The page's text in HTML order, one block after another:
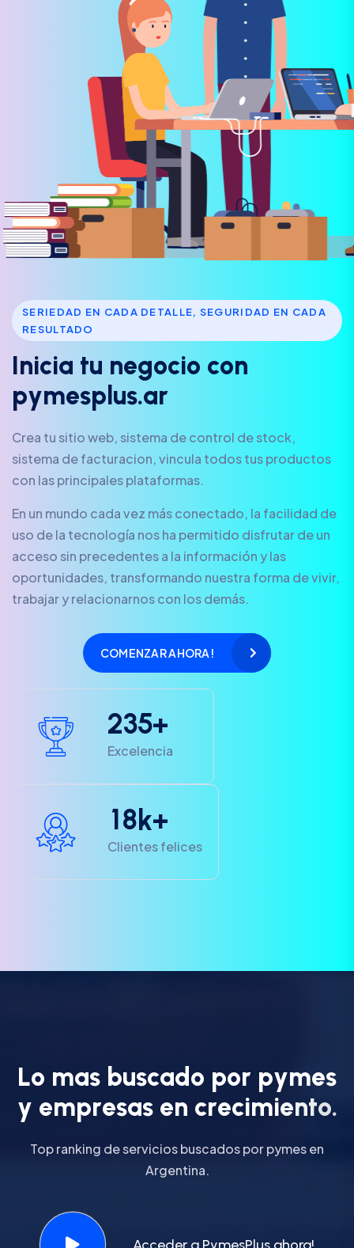
SERIEDAD EN CADA DETALLE, SEGURIDAD EN CADA
RESULTADO
Inicia tu negocio con
pymesp us.ar
Crea tu sitio web, sistema de control de stock,
sistema de facturacion, vincula todos tus productos
con las principales plataformas.
En un mundo cada vez más conectado, la facilidad de
uso de la tecnología nos ha permitido disfrutar de un
acceso sin precedentes a la información y las
oportunidades, transformando nuestra forma de vivir,
trabajar y relacionarnos con los demás.
COMENZAR AHORA!
235+
Excelencia
18k+
Clientes felices
Lo mas buscado por pymes
y empresas en crecimiento.
Top ranking de servicios buscados por pymes en
Argentina.